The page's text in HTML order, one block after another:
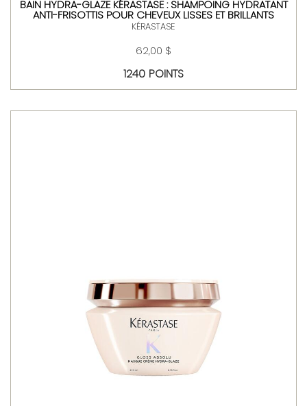
BAIN HYDRA-GLAZE KÉRASTASE : SHAMPOING HYDRATANT
ANTI-FRISOTTIS POUR CHEVEUX LISSES ET BRILLANTS
KÉRASTASE
62,00 $
1240 POINTS